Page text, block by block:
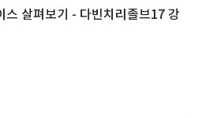
스 살펴보기 - 다빈치리졸브17 강